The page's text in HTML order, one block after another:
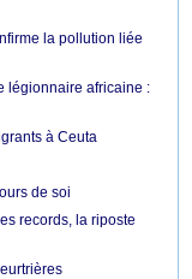
la pollution liée
légionnaire africaine :
à Ceuta
de soi
records, la riposte